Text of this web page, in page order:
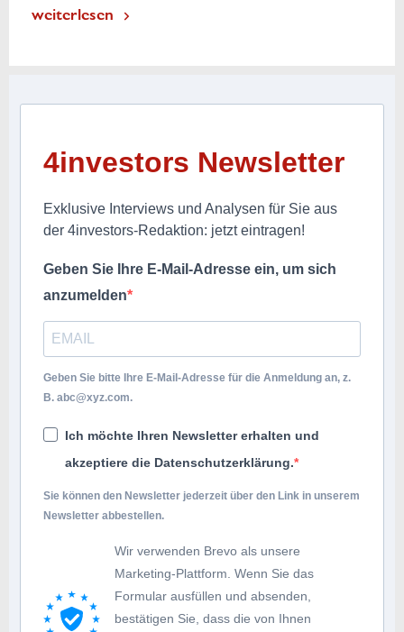
weiterlesen
4investors Newsletter
Exklusive Interviews und Analysen für Sie aus
der 4investors-Redaktion: jetzt eintragen!
Geben Sie Ihre E-Mail-Adresse ein, um sich
anzumelden
Geben Sie bitte Ihre E-Mail-Adresse für die Anmeldung an, z.
B. abc@xyz.com.
Ich möchte Ihren Newsletter erhalten und
akzeptiere die Datenschutzerklärung.
Sie können den Newsletter jederzeit über den Link in unserem
Newsletter abbestellen.
Wir verwenden Brevo als unsere
Marketing-Plattform. Wenn Sie das
Formular ausfüllen und absenden,
bestätigen Sie, dass die von Ihnen